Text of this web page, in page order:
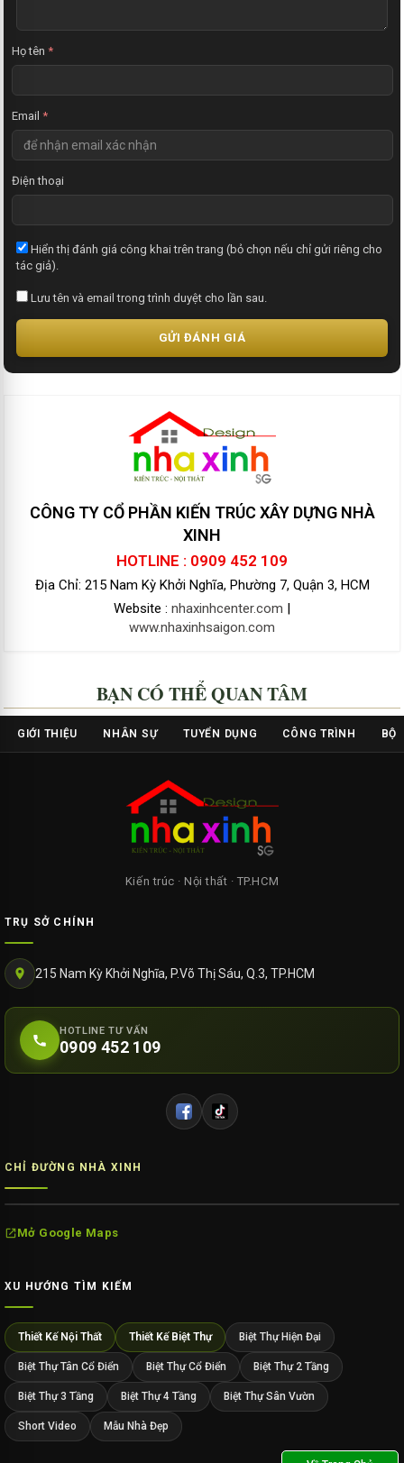
Họ tên *
Email *
Điện thoại
Hiển thị đánh giá công khai trên trang (bỏ chọn nếu chỉ gửi riêng cho
tác giả).
Lưu tên và email trong trình duyệt cho lần sau.
GỬI ĐÁNH GIÁ
CÔNG TY CỔ PHẦN KIẾN TRÚC XÂY DỰNG NHÀ
XINH
HOTLINE : 0909 452 109
Địa Chỉ: 215 Nam Kỳ Khởi Nghĩa, Phường 7, Quận 3, HCM
Website : nhaxinhcenter.com |
www.nhaxinhsaigon.com
BẠN CÓ THỂ QUAN TÂM
GIỚI THIỆU NHÂN SỰ TUYỂN DỤNG CÔNG TRÌNH BỘ
Kiến trúc · Nội thất · TP.HCM
TRỤ SỞ CHÍNH
215 Nam Kỳ Khởi Nghĩa, P.Võ Thị Sáu, Q.3, TP.HCM
HOTLINE TƯ VẤN
0909 452 109
CHỈ ĐƯỜNG NHÀ XINH
Mở Google Maps
XU HƯỚNG TÌM KIẾM
Thiết Kế Nội Thất Thiết Kế Biệt Thự Biệt Thự Hiện Đại
Biệt Thự Tân Cổ Điển Biệt Thự Cổ Điển Biệt Thự 2 Tầng
Biệt Thự 3 Tầng Biệt Thự 4 Tầng Biệt Thự Sân Vườn
Short Video Mẫu Nhà Đẹp